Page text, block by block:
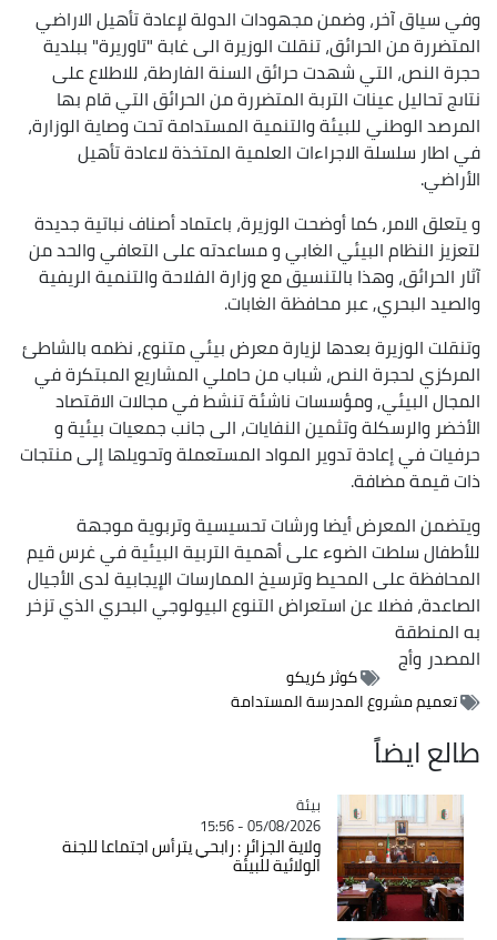
وفي سياق آخر، وضمن مجهودات الدولة لإعادة تأهيل الاراضي
المتضررة من الحرائق، تنقلت الوزيرة الى غابة "تاوريرة" ببلدية
حجرة النص، التي شهدت حرائق السنة الفارطة، للاطلاع على
نتاىج تحاليل عينات التربة المتضررة من الحرائق التي قام بها
المرصد الوطني للبيئة والتنمية المستدامة تحت وصاية الوزارة،
في اطار سلسلة الاجراءات العلمية المتخذة لاعادة تأهيل
الأراضي.
و يتعلق الامر، كما أوضحت الوزيرة، باعتماد أصناف نباتية جديدة
لتعزيز النظام البيئي الغابي و مساعدته على التعافي والحد من
آثار الحرائق، وهذا بالتنسيق مع وزارة الفلاحة والتنمية الريفية
والصيد البحري, عبر محافظة الغابات.
وتنقلت الوزيرة بعدها لزيارة معرض بيئي متنوع, نظمه بالشاطئ
المركزي لحجرة النص، شباب من حاملي المشاريع المبتكرة في
المجال البيئي, ومؤسسات ناشئة تنشط في مجالات الاقتصاد
الأخضر والرسكلة وتثمين النفايات، الى جانب جمعيات بيئية و
حرفيات في إعادة تدوير المواد المستعملة وتحويلها إلى منتجات
ذات قيمة مضافة.
ويتضمن المعرض أيضا ورشات تحسيسية وتربوية موجهة
للأطفال سلطت الضوء على أهمية التربية البيئية في غرس قيم
المحافظة على المحيط وترسيخ الممارسات الإيجابية لدى الأجيال
الصاعدة، فضلا عن استعراض التنوع البيولوجي البحري الذي تزخر
به المنطقة
المصدروأج
كوثر كريكو
تعميم مشروع المدرسة المستدامة
طالع ايضاً
Catégorie
بيئة
05/08/2026 - 15:56
ولاية الجزائر : رابحي يترأس اجتماعا للجنة
الولائية للبيئة